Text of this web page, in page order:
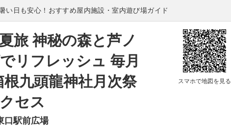
い日も安心！おすすめ屋内施設・室内遊び場ガイド
旅 神秘の森と芦ノ
リフレッシュ 毎月
九頭龍神社月次祭
セス
口駅前広場
スマホで地図を見る